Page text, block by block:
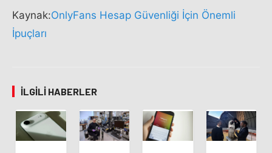
Kaynak:OnlyFans Hesap Güvenliği İçin Önemli
İpuçları
İLGILI HABERLER